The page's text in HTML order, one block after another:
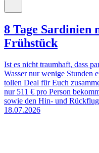
8 Tage Sardinien
Frühstück
Ist es nicht traumhaft, dass
Wasser nur wenige Stunden
tollen Deal für Euch
nur 511 € pro Person
sowie den Hin- und
18.07.2026